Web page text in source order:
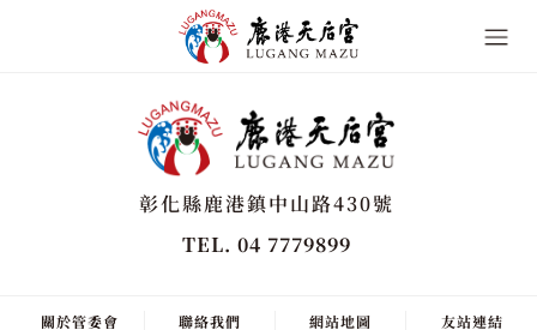
彰化縣鹿港鎮中山路430號
TEL. 04 7779899
關於管委會 聯絡我們 網站地圖 友站連結